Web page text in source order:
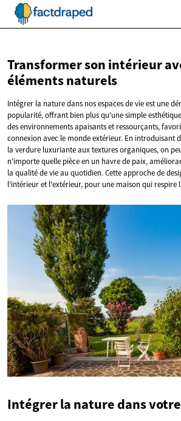
Transformer son intérieur
éléments naturels
Intégrer la nature dans nos espaces de vie est une
popularité, offrant bien plus qu'une simple
des environnements apaisants et ressourçants,
connexion avec le monde extérieur. En introduisant
la verdure luxuriante aux textures organiques, on
n'importe quelle pièce en un havre de paix,
la qualité de vie au quotidien. Cette approche de
l'intérieur et l'extérieur, pour une maison qui respire
Intégrer la nature dans